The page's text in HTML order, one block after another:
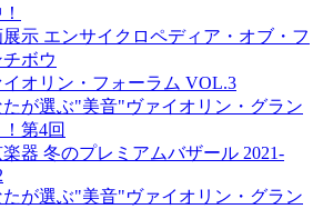
示 エンサイクロペディア・オブ・フ
チボウ
イオリン・フォーラム VOL.3
たが選ぶ"美音"ヴァイオリン・グラン
第4回
器 冬のプレミアムバザール 2021-
たが選ぶ"美音"ヴァイオリン・グラン